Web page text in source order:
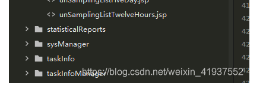
播
活
动
的
关